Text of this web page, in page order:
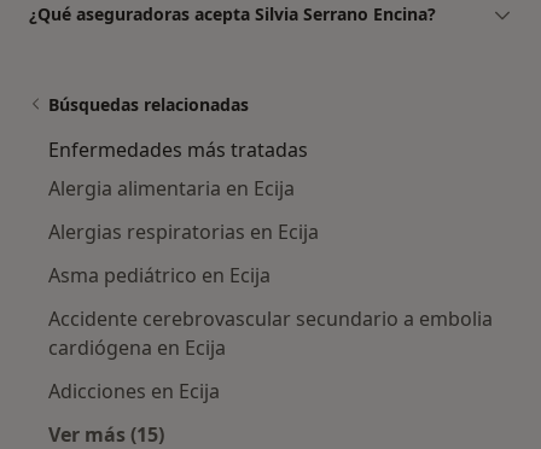
¿Qué aseguradoras acepta Silvia Serrano Encina?
Búsquedas relacionadas
Enfermedades más tratadas
Alergia alimentaria en Ecija
Alergias respiratorias en Ecija
Asma pediátrico en Ecija
Accidente cerebrovascular secundario a embolia
cardiógena en Ecija
Adicciones en Ecija
Ver más (15)